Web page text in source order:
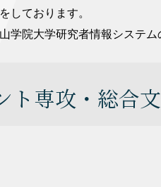
しております。
学院大学研究者情報システム
ト専攻・総合